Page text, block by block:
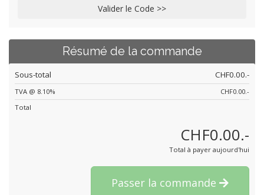
Valider le Code >>
Résumé de la commande
Sous-total CHF0.00.-
TVA @ 8.10%
CHF0.00.-
Total
CHF0.00.-
Total à payer aujourd'hui
Passer la commande